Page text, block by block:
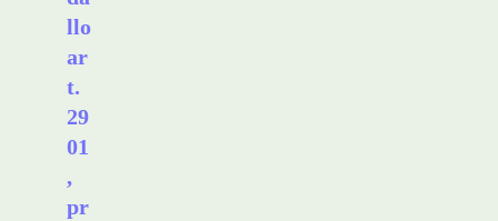
llo
ar
t.
29
01
,
pr